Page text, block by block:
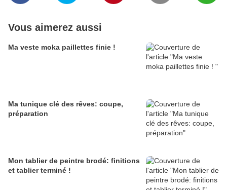
Vous aimerez aussi
Ma veste moka paillettes finie !
Ma tunique clé des rêves: coupe,
préparation
Mon tablier de peintre brodé: finitions
et tablier terminé !